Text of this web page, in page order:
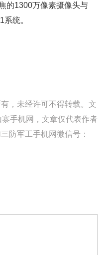
的1300万像素摄像头与
统。
，未经许可不得转载。文
手机网，文章仅代表作者
防军工手机网微信号：